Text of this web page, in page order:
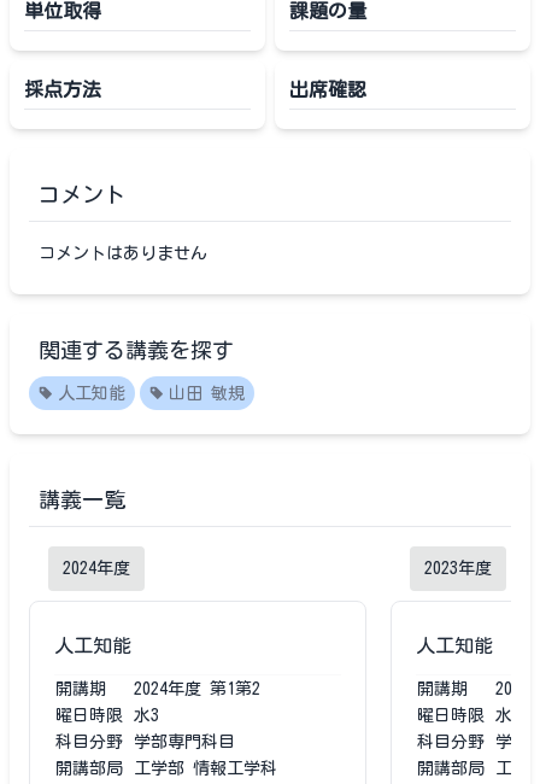
単位取得 課題の量
採点方法 出席確認
コメント
コメントはありません
関連する講義を探す
人工知能 山田 敏規
講義一覧
2024年度
人工知能
開講期 2024年度 第1第2
曜日時限
水3
科目分野
学部専門科目
開講部局
工学部 情報工学科
2023年度
人工知能
開講期 2023
曜日時限
水3
科目分野
学部
開講部局
工学